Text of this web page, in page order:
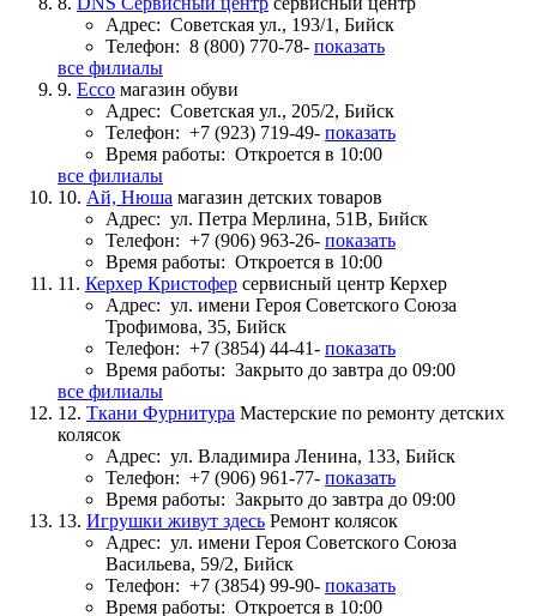
Адрес: Советская ул., 193/1, Бийск
Телефон: 8 (800) 770-78- показать
все филиалы
9. Ecco магазин обуви
Адрес: Советская ул., 205/2, Бийск
Телефон: +7 (923) 719-49- показать
Время работы: Откроется в 10:00
все филиалы
10. Ай, Нюша магазин детских товаров
Адрес: ул. Петра Мерлина, 51В, Бийск
Телефон: +7 (906) 963-26- показать
Время работы: Откроется в 10:00
11. Керхер Кристофер сервисный центр Керхер
Адрес: ул. имени Героя Советского Союза
Трофимова, 35, Бийск
Телефон: +7 (3854) 44-41- показать
Время работы: Закрыто до завтра до 09:00
все филиалы
12. Ткани Фурнитура Мастерские по ремонту детских
колясок
Адрес: ул. Владимира Ленина, 133, Бийск
Телефон: +7 (906) 961-77- показать
Время работы: Закрыто до завтра до 09:00
13. Игрушки живут здесь Ремонт колясок
Адрес: ул. имени Героя Советского Союза
Васильева, 59/2, Бийск
Телефон: +7 (3854) 99-90- показать
Время работы: Откроется в 10:00